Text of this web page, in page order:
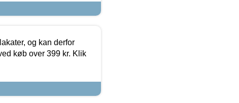
og kan derfor
køb over 399 kr. Klik